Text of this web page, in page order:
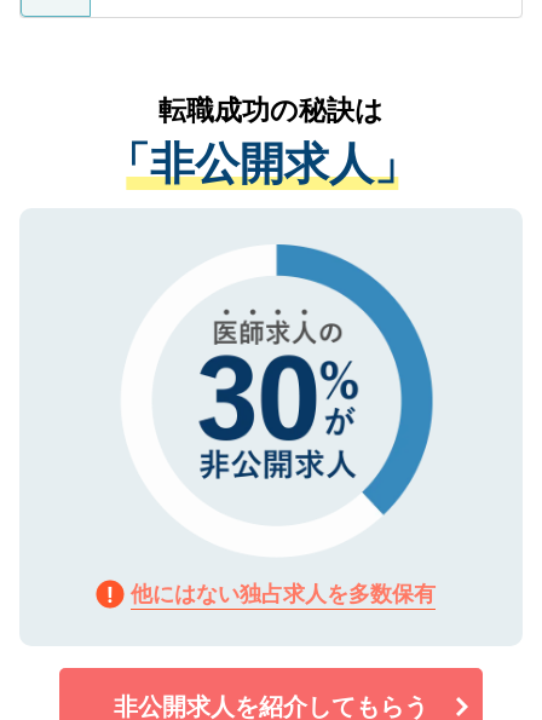
ているすべての個人データはご本人の許可
は、個人情報の取り扱いについての厳密な
管理基準を満たした事業者のみに付与され
る、プライバシーマークを取得済みです。
ご登録いただいた個人情報は、SSL（デー
で、機密保持に関してもご安心ください。
かがいして、現在の医療機関の状況や紹介
経験をまじえながら、適切なアドバイスを
させていただきます。すぐにご転職をされ
ない方には、長期的なサポートが可能です
ので、まずはご登録ください。
転職成功の秘訣は
「非公開求人」
他にはない独占求人を多数保有
非公開求人を紹介してもらう